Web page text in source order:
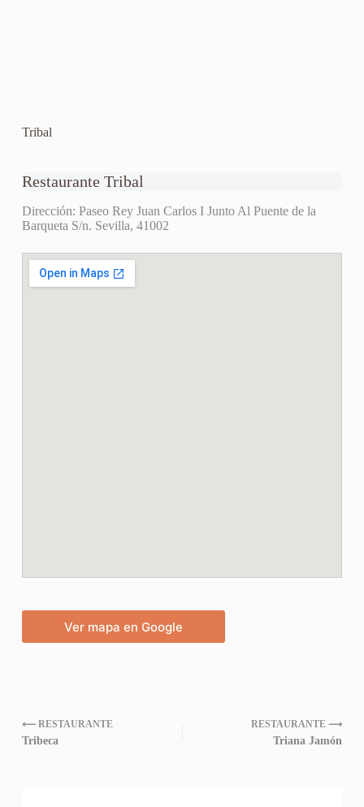
Tribal
Restaurante Tribal
Dirección: Paseo Rey Juan Carlos I Junto Al Puente de la
Barqueta S/n. Sevilla, 41002
Ver mapa en Google
⟵ RESTAURANTE
Tribeca
RESTAURANTE ⟶
Triana Jamón